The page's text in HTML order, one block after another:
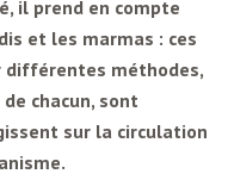
il prend en compte
et les marmas : ces
méthodes,
chacun, sont
sur la circulation